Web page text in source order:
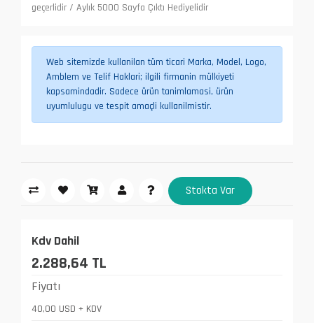
geçerlidir / Aylık 5000 Sayfa Çıktı Hediyelidir
Web sitemizde kullanilan tüm ticari Marka, Model, Logo,
Amblem ve Telif Haklari; ilgili firmanin mülkiyeti
kapsamindadir. Sadece ürün tanimlamasi, ürün
uyumlulugu ve tespit amaçli kullanilmistir.
Stokta Var
Kdv Dahil
2.288,64 TL
Fiyatı
40,00 USD + KDV